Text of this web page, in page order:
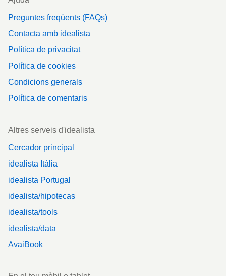
Preguntes freqüents (FAQs)
Contacta amb idealista
Política de privacitat
Política de cookies
Condicions generals
Política de comentaris
Altres serveis d'idealista
Cercador principal
idealista Itàlia
idealista Portugal
idealista/hipotecas
idealista/tools
idealista/data
AvaiBook